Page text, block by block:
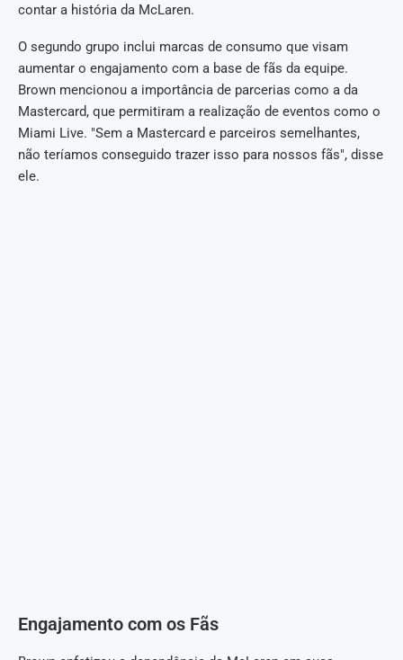
contar a história da McLaren.
O segundo grupo inclui marcas de consumo que visam
aumentar o engajamento com a base de fãs da equipe.
Brown mencionou a importância de parcerias como a da
Mastercard, que permitiram a realização de eventos como o
Miami Live. "Sem a Mastercard e parceiros semelhantes,
não teríamos conseguido trazer isso para nossos fãs", disse
ele.
Engajamento com os Fãs